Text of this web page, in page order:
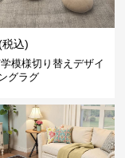
税込)
模様切り替えデザイ
グラグ